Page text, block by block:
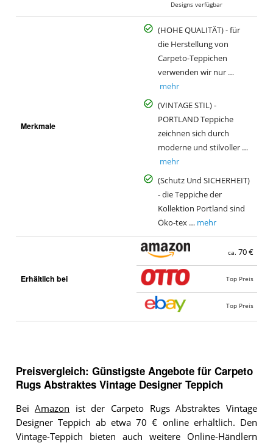
Designs verfügbar
Merkmale
(HOHE QUALITÄT) - für
die Herstellung von
Carpeto-Teppichen
verwenden wir nur …
mehr
(VINTAGE STIL) -
PORTLAND Teppiche
zeichnen sich durch
moderne und stilvoller …
mehr
(Schutz Und SICHERHEIT)
- die Teppiche der
Kollektion Portland sind
Öko-tex … mehr
Erhältlich bei
ca. 70 €
Top Preis
Top Preis
Preisvergleich: Günstigste Angebote für Carpeto
Rugs Abstraktes Vintage Designer Teppich
BeiAmazon ist der Carpeto Rugs Abstraktes Vintage
Designer Teppich ab etwa 70 € online erhältlich. Den
Vintage-Teppich bieten auch weitere Online-Händlern